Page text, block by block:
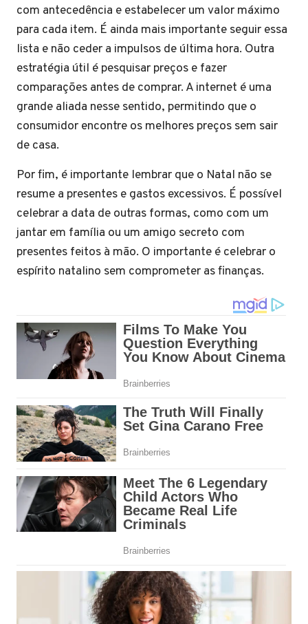
com antecedência e estabelecer um valor máximo
para cada item. É ainda mais importante seguir essa
lista e não ceder a impulsos de última hora. Outra
estratégia útil é pesquisar preços e fazer
comparações antes de comprar. A internet é uma
grande aliada nesse sentido, permitindo que o
consumidor encontre os melhores preços sem sair
de casa.
Por fim, é importante lembrar que o Natal não se
resume a presentes e gastos excessivos. É possível
celebrar a data de outras formas, como com um
jantar em família ou um amigo secreto com
presentes feitos à mão. O importante é celebrar o
espírito natalino sem comprometer as finanças.